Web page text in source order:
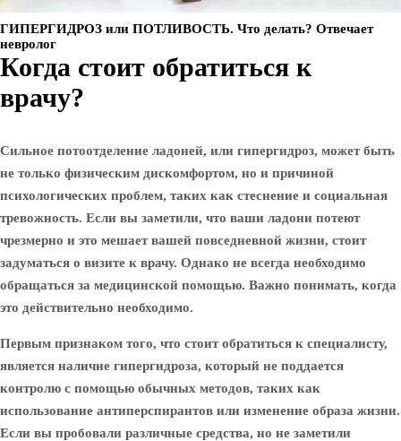
ГИПЕРГИДРОЗ или ПОТЛИВОСТЬ. Что делать? Отвечает
невролог
Когда стоит обратиться к
врачу?
Сильное потоотделение ладоней, или гипергидроз, может быть
не только физическим дискомфортом, но и причиной
психологических проблем, таких как стеснение и социальная
тревожность. Если вы заметили, что ваши ладони потеют
чрезмерно и это мешает вашей повседневной жизни, стоит
задуматься о визите к врачу. Однако не всегда необходимо
обращаться за медицинской помощью. Важно понимать, когда
это действительно необходимо.
Первым признаком того, что стоит обратиться к специалисту,
является наличие гипергидроза, который не поддается
контролю с помощью обычных методов, таких как
использование антиперспирантов или изменение образа жизни.
Если вы пробовали различные средства, но не заметили